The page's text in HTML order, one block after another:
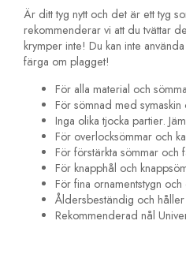
Är ditt tyg nytt och det är ett tyg
rekommenderar vi att du tvättar
krymper inte! Du kan inte
färga om plagget!
För alla material och
För sömnad med
Inga olika tjocka partier.
För overlocksömmar och
För förstärkta sömmar och
För knapphål och
För fina ornamentstygn
Åldersbeständig och
Rekommenderad nål